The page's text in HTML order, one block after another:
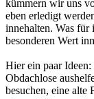
kümmern wir uns
eben erledigt
innehalten. Was für
besonderen Wert
Hier ein paar Ideen:
Obdachlose
besuchen, eine alte